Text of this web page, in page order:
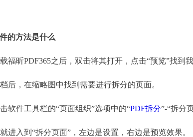
的方法是什么
昕PDF365之后，双击将其打开，点击“预览”找到我
，在缩略图中找到需要进行拆分的页面。
件工具栏的“页面组织”选项中的“PDF拆分”-“拆分
入到“拆分页面”，左边是设置，右边是预览效果。